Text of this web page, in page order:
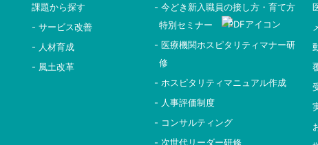
課題から探す
- サービス改善
- 人材育成
- 風土改革
- 今どき新入職員の接し方・育て方
特別セミナー
- 医療機関ホスピタリティマナー研
修
- ホスピタリティマニュアル作成
- 人事評価制度
- コンサルティング
- 次世代リーダー研修